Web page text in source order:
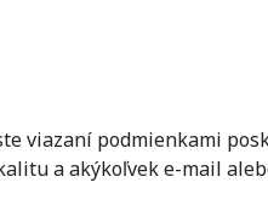
viazaní podmienkami
a akýkoľvek e-mail